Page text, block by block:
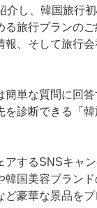
介し、韓国旅行
る旅行プランの
報、そして旅行
簡単な質問に回
を診断できる「
アするSNSキャ
韓国美容ブラン
ど豪華な景品をプ